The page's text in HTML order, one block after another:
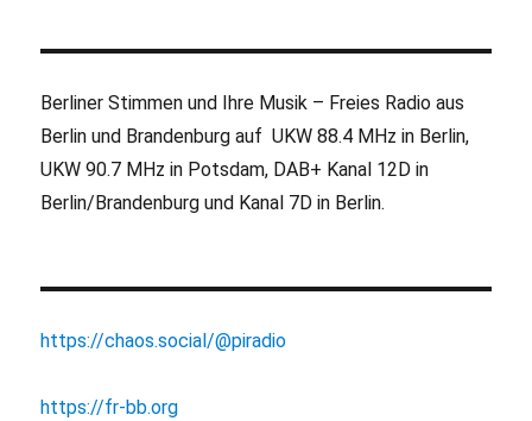
Berliner Stimmen und Ihre Musik – Freies Radio aus
Berlin und Brandenburg auf UKW 88.4 MHz in Berlin,
UKW 90.7 MHz in Potsdam, DAB+ Kanal 12D in
Berlin/Brandenburg und Kanal 7D in Berlin.
https://chaos.social/@piradio
https://fr-bb.org